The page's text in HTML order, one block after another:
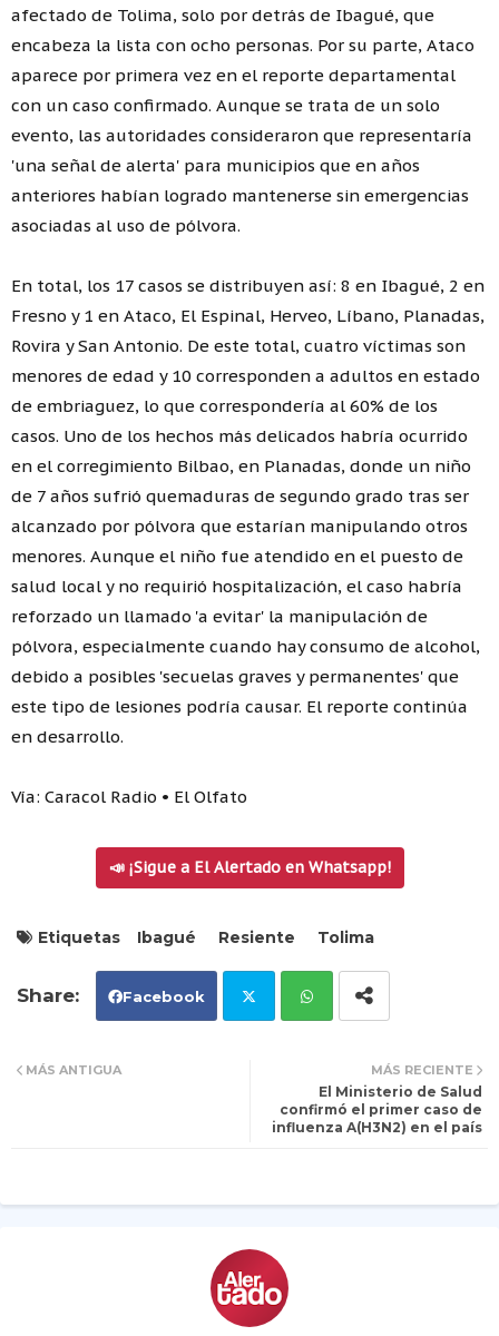
afectado de Tolima, solo por detrás de Ibagué, que
encabeza la lista con ocho personas. Por su parte, Ataco
aparece por primera vez en el reporte departamental
con un caso confirmado. Aunque se trata de un solo
evento, las autoridades consideraron que representaría
'una señal de alerta' para municipios que en años
anteriores habían logrado mantenerse sin emergencias
asociadas al uso de pólvora.
En total, los 17 casos se distribuyen así: 8 en Ibagué, 2 en
Fresno y 1 en Ataco, El Espinal, Herveo, Líbano, Planadas,
Rovira y San Antonio. De este total, cuatro víctimas son
menores de edad y 10 corresponden a adultos en estado
de embriaguez, lo que correspondería al 60% de los
casos. Uno de los hechos más delicados habría ocurrido
en el corregimiento Bilbao, en Planadas, donde un niño
de 7 años sufrió quemaduras de segundo grado tras ser
alcanzado por pólvora que estarían manipulando otros
menores. Aunque el niño fue atendido en el puesto de
salud local y no requirió hospitalización, el caso habría
reforzado un llamado 'a evitar' la manipulación de
pólvora, especialmente cuando hay consumo de alcohol,
debido a posibles 'secuelas graves y permanentes' que
este tipo de lesiones podría causar. El reporte continúa
en desarrollo.
Vía: Caracol Radio • El Olfato
📣 ¡Sigue a El Alertado en Whatsapp!
Etiquetas Ibagué Resiente Tolima
Facebook
ats
MÁS RECIENTE
El Ministerio de Salud
confirmó el primer caso de
influenza A(H3N2) en el país
MÁS ANTIGUA